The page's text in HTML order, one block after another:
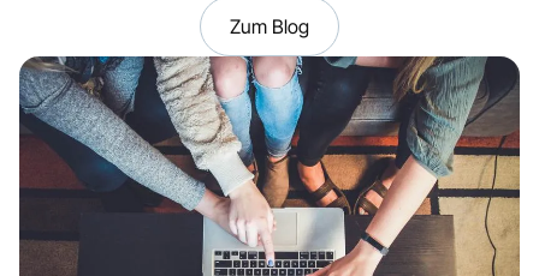
Zum Blog